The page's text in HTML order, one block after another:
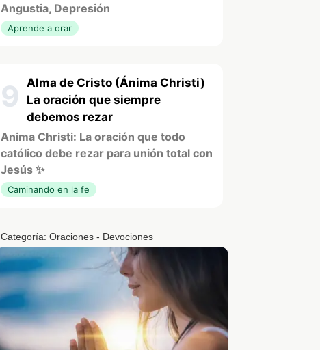
Angustia, Depresión
Aprende a orar
9
Alma de Cristo (Ánima Christi)
La oración que siempre
debemos rezar
Anima Christi: La oración que todo
católico debe rezar para unión total con
Jesús ✨
Caminando en la fe
Categoría: Oraciones - Devociones